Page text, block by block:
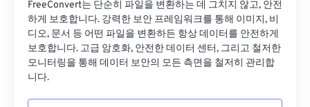
FreeConvert는 단순히 파일을 변환하는 데 그치지 않고, 안전
하게 보호합니다. 강력한 보안 프레임워크를 통해 이미지, 비
디오, 문서 등 어떤 파일을 변환하든 항상 데이터를 안전하게
보호합니다. 고급 암호화, 안전한 데이터 센터, 그리고 철저한
모니터링을 통해 데이터 보안의 모든 측면을 철저히 관리합
니다.